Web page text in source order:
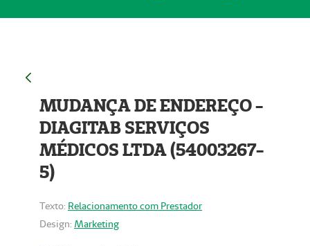
MUDANÇA DE ENDEREÇO -
DIAGITAB SERVIÇOS
MÉDICOS LTDA (54003267-
5)
Texto: Relacionamento com Prestador
Design: Marketing